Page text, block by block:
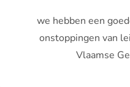
we hebben een
onstoppingen van
Vlaamse